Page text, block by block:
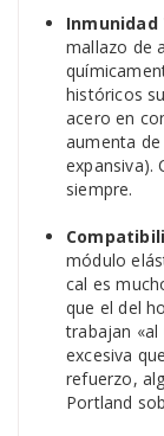
mallazo de
históricos
acero en
aumenta
expansiva).
siempre.
módulo
cal es
que el del
trabajan «al
excesiva
refuerzo,
Portland